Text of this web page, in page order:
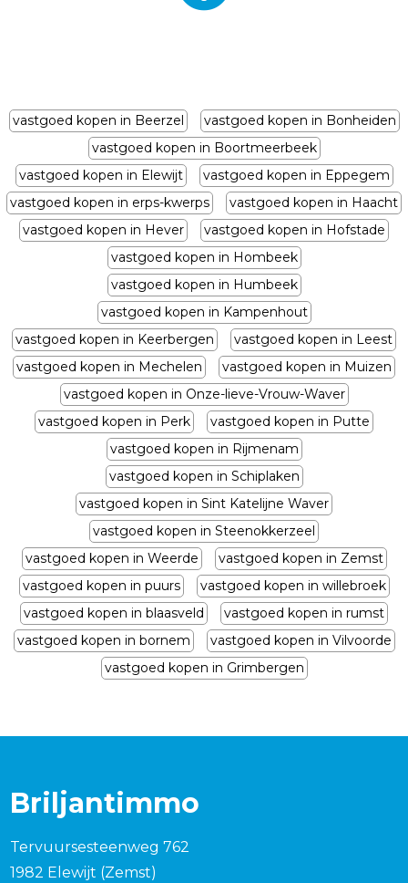
vastgoed kopen in Beerzel
vastgoed kopen in Bonheiden
vastgoed kopen in Boortmeerbeek
vastgoed kopen in Elewijt
vastgoed kopen in Eppegem
vastgoed kopen in erps-kwerps
vastgoed kopen in Haacht
vastgoed kopen in Hever
vastgoed kopen in Hofstade
vastgoed kopen in Hombeek
vastgoed kopen in Humbeek
vastgoed kopen in Kampenhout
vastgoed kopen in Keerbergen
vastgoed kopen in Leest
vastgoed kopen in Mechelen
vastgoed kopen in Muizen
vastgoed kopen in Onze-lieve-Vrouw-Waver
vastgoed kopen in Perk
vastgoed kopen in Putte
vastgoed kopen in Rijmenam
vastgoed kopen in Schiplaken
vastgoed kopen in Sint Katelijne Waver
vastgoed kopen in Steenokkerzeel
vastgoed kopen in Weerde
vastgoed kopen in Zemst
vastgoed kopen in puurs
vastgoed kopen in willebroek
vastgoed kopen in blaasveld
vastgoed kopen in rumst
vastgoed kopen in bornem
vastgoed kopen in Vilvoorde
vastgoed kopen in Grimbergen
Briljantimmo
Tervuursesteenweg 762
1982 Elewijt (Zemst)